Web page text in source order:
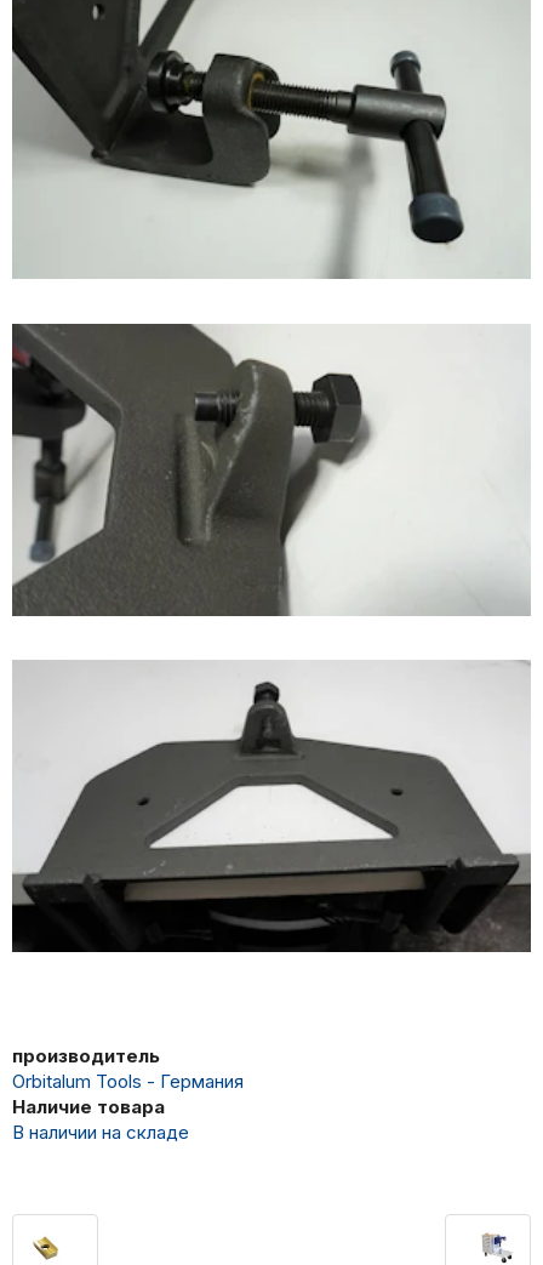
производитель
Orbitalum Tools - Германия
Наличие товара
В наличии на складе